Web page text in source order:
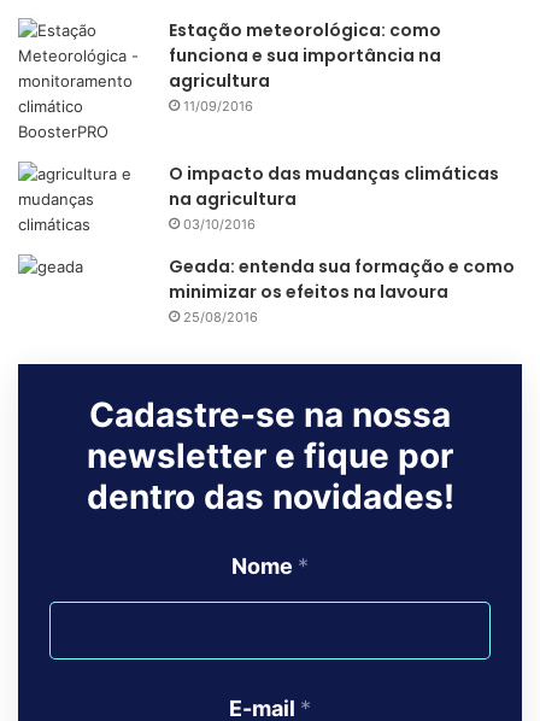
Estação meteorológica: como
funciona e sua importância na
agricultura
11/09/2016
O impacto das mudanças climáticas
na agricultura
03/10/2016
Geada: entenda sua formação e como
minimizar os efeitos na lavoura
25/08/2016
Cadastre-se na nossa
newsletter e fique por
dentro das novidades!
Nome *
E-mail *